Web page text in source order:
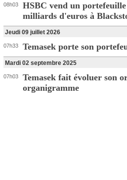
08h03
HSBC vend un
milliards d'euros à
Jeudi 09 juillet 2026
07h33 Temasek porte son
Mardi 02 septembre 2025
07h03
Temasek fait évoluer son
organigramme